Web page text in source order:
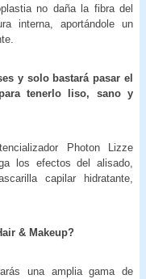
no daña la fibra del
interna, aportándole un
y solo bastará pasar el
tenerlo liso, sano y
Photon Lizze
los efectos del alisado,
capilar hidratante,
& Makeup?
una amplia gama de